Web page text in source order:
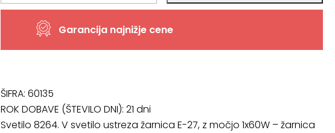
8264,
premera
cm
in
Garancija najnižje cene
ŠIFRA: 60135
ROK DOBAVE (ŠTEVILO DNI): 21 dni
Svetilo 8264. V svetilo ustreza žarnica E-27, z močjo 1x60W – žarnica